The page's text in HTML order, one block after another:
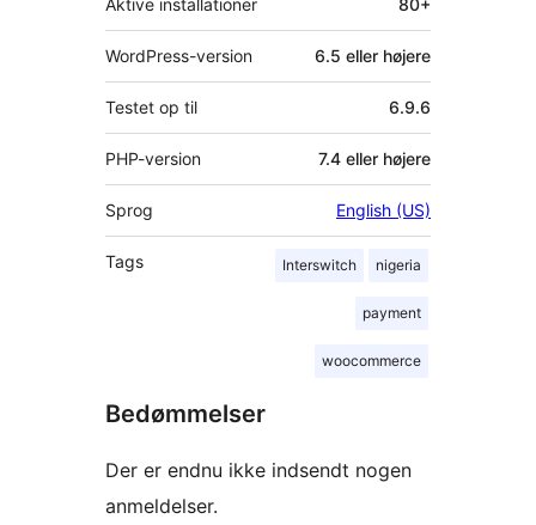
WordPress-version 6.5 eller højere
Testet op til 6.9.6
PHP-version 7.4 eller højere
Sprog English (US)
Tags Interswitch nigeria
payment
woocommerce
Bedømmelser
Der er endnu ikke indsendt nogen
anmeldelser.